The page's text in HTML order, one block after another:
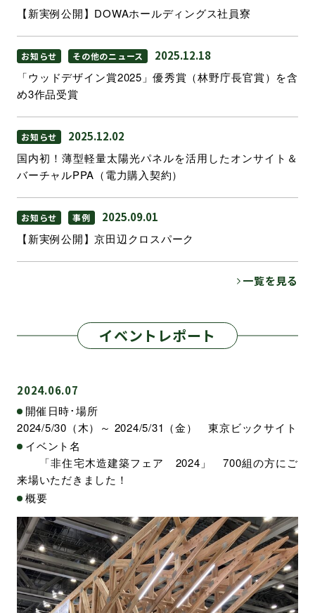
【新実例公開】DOWAホールディングス社員寮
お知らせ その他のニュース
2025.12.18
「ウッドデザイン賞2025」優秀賞（林野庁長官賞）を含
め3作品受賞
お知らせ
2025.12.02
国内初！薄型軽量太陽光パネルを活用したオンサイト＆
バーチャルPPA（電力購入契約）
お知らせ 事例
2025.09.01
【新実例公開】京田辺クロスパーク
一覧を見る
イベントレポート
2024.06.07
開催日時･場所
2024/5/30（木）～ 2024/5/31（金） 東京ビックサイト
イベント名
「非住宅木造建築フェア 2024」 700組の方にご
来場いただきました！
概要